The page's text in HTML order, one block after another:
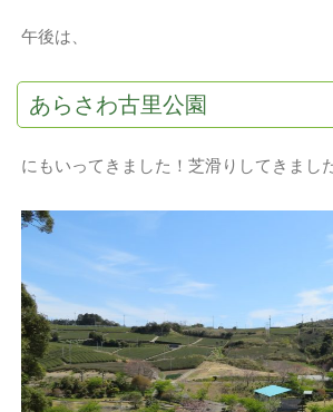
午後は、
あらさわ古里公園
にもいってきました！芝滑りしてきまし